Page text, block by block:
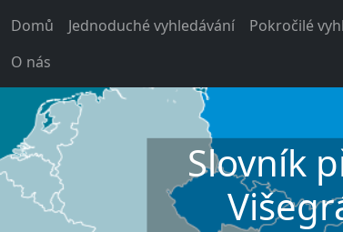
Domů Jednoduché vyhledávání Pokročilé
O nás
Slovník